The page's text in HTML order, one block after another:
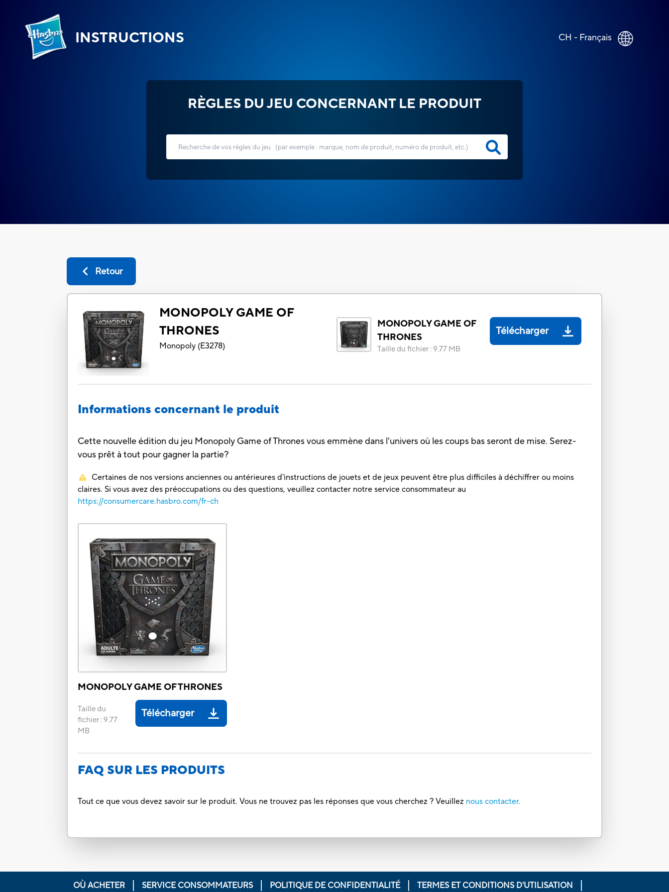
INSTRUCTIONS CH - Français
RÈGLES DU JEU CONCERNANT LE PRODUIT
Retour
MONOPOLY GAME OF
THRONES
Monopoly (E3278)
MONOPOLY GAME OF
THRONES
Taille du fichier :9.77 MB
Télécharger
Informations concernant le produit
Cette nouvelle édition du jeu Monopoly Game of Thrones vous emmène dans l'univers où les coups bas seront de mise. Serez-
vous prêt à tout pour gagner la partie?
Certaines de nos versions anciennes ou antérieures d'instructions de jouets et de jeux peuvent être plus difficiles à déchiffrer ou moins
claires. Si vous avez des préoccupations ou des questions, veuillez contacter notre service consommateur au
https://consumercare.hasbro.com/fr-ch
MONOPOLY GAME OF THRONES
Taille du
fichier :9.77
MB
Télécharger
FAQ SUR LES PRODUITS
Tout ce que vous devez savoir sur le produit. Vous ne trouvez pas les réponses que vous cherchez ? Veuillez nous contacter.
OÙ ACHETER SERVICE CONSOMMATEURS POLITIQUE DE CONFIDENTIALITÉ TERMES ET CONDITIONS D'UTILISATION